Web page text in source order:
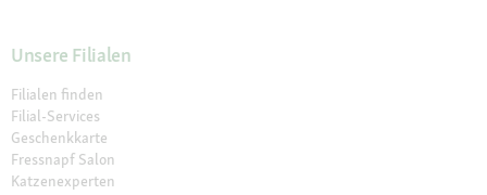
Unsere Filialen
Filialen finden
Filial-Services
Geschenkkarte
Fressnapf Salon
Katzenexperten